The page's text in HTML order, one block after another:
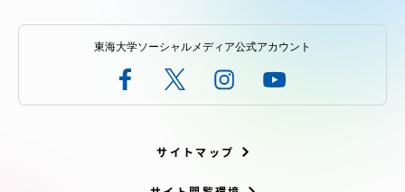
東海大学ソーシャルメディア公式アカウント
サイトマップ